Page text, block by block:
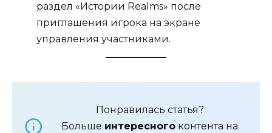
раздел «Истории Realms» после
приглашения игрока на экране
управления участниками.
Понравилась статья?
Больше интересного контента на